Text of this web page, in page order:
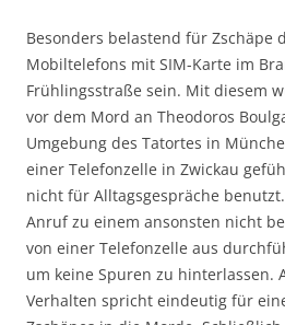
Besonders belastend für Zschäpe
Mobiltelefons mit SIM-Karte im
Frühlingsstraße sein. Mit diesem
vor dem Mord an Theodoros
Umgebung des Tatortes in
einer Telefonzelle in Zwickau
nicht für Alltagsgespräche
Anruf zu einem ansonsten nicht
von einer Telefonzelle aus
um keine Spuren zu hinterlassen.
Verhalten spricht eindeutig für